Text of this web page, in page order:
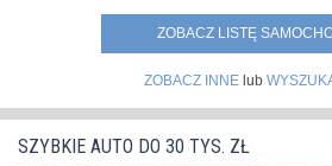
ZOBACZ LISTĘ
ZOBACZ INNElub
SZYBKIE AUTO DO 30 TYS. ZŁ